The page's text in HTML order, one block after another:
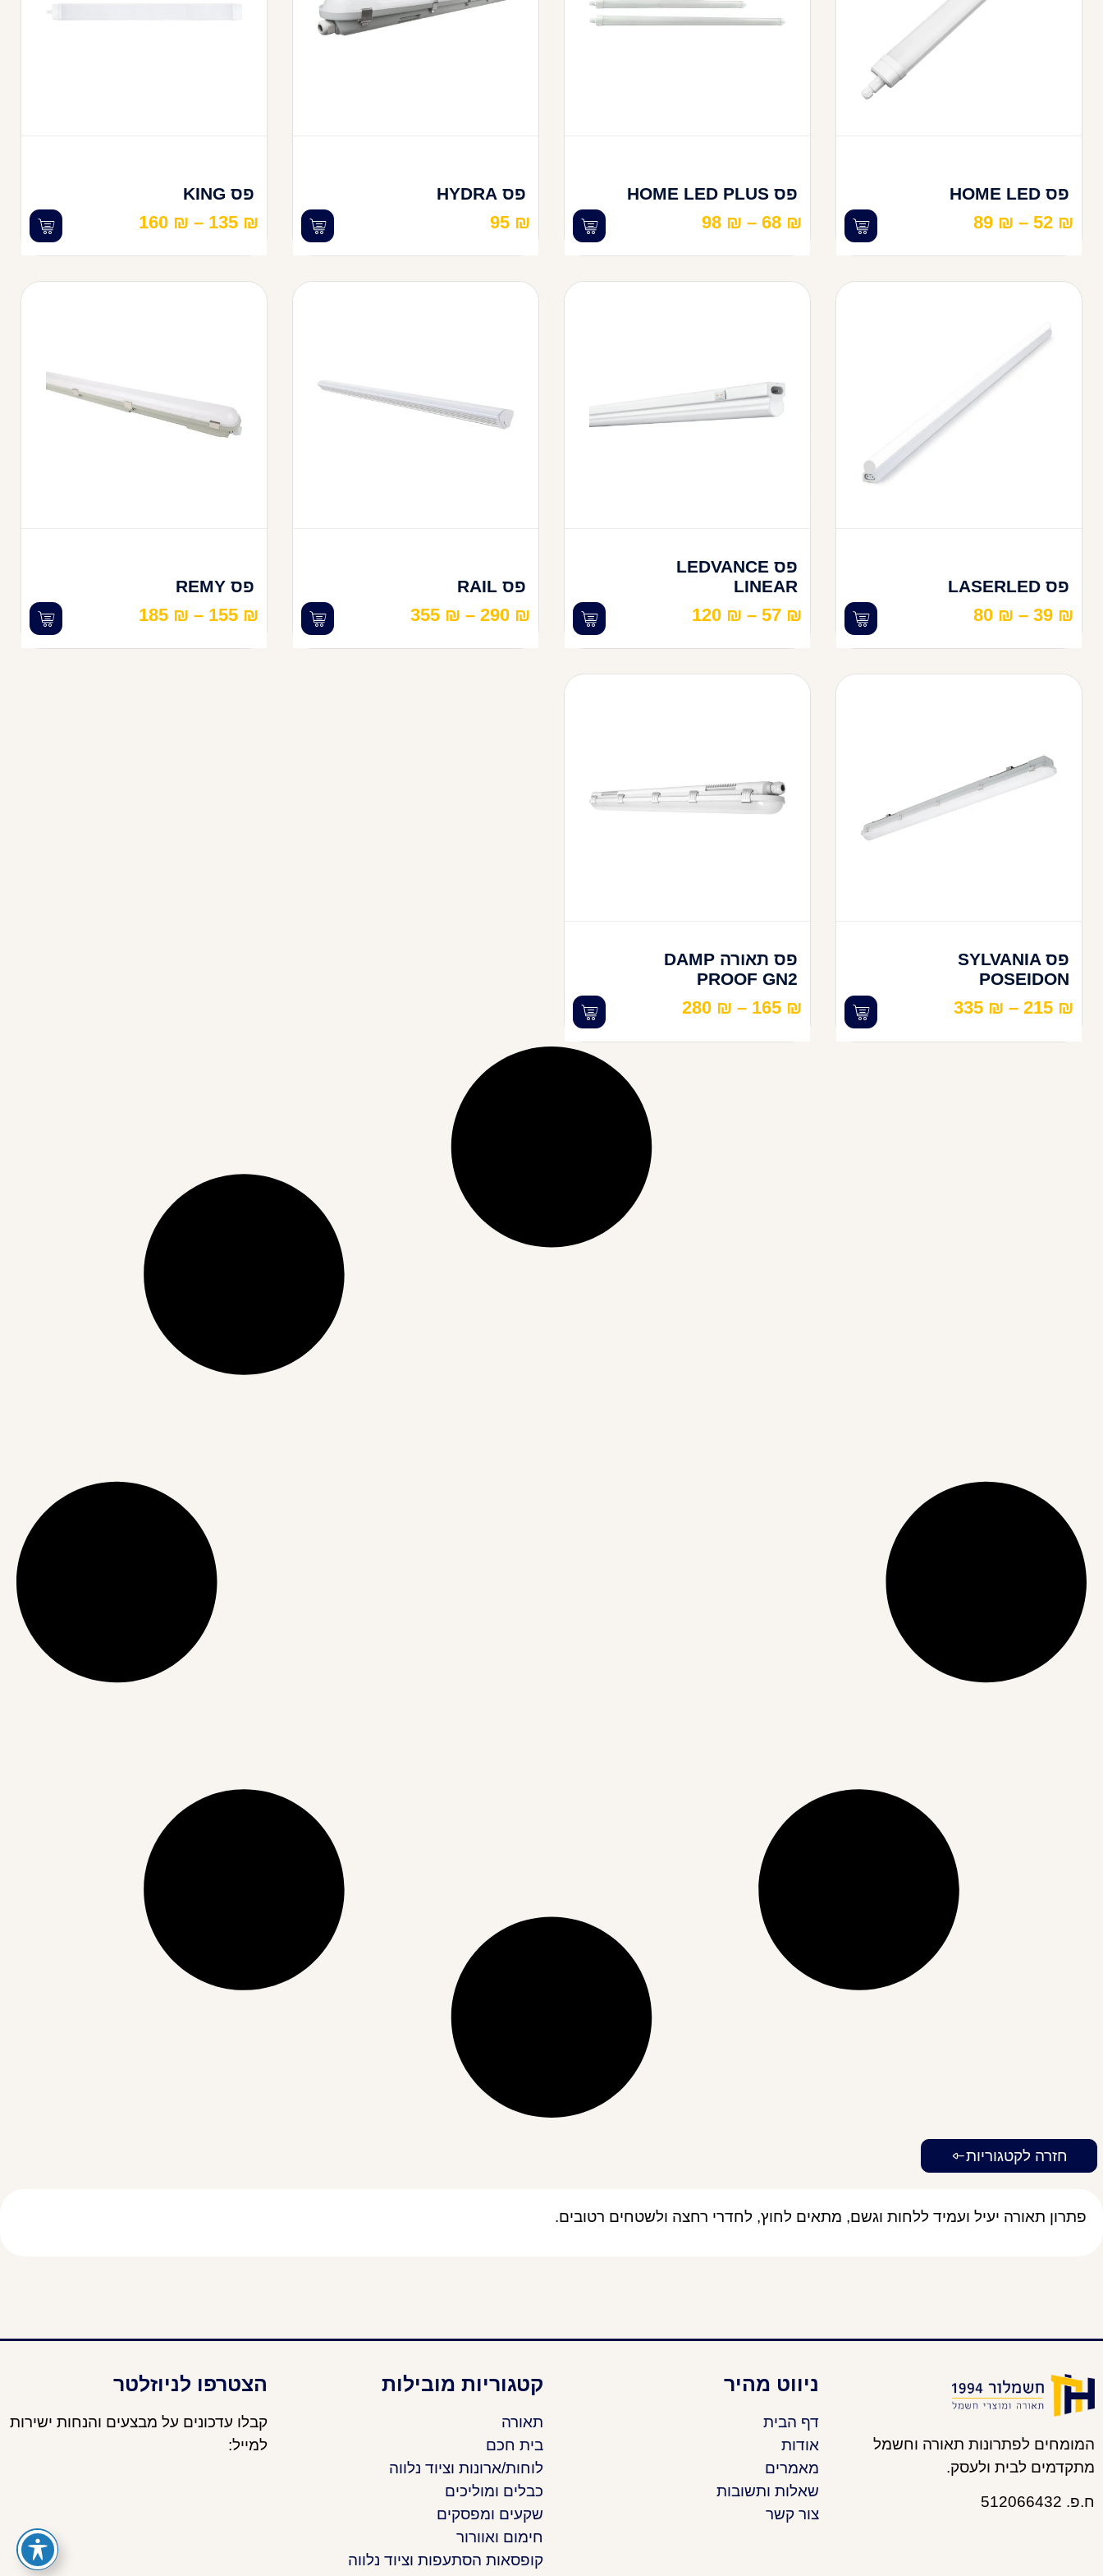
פס HOME LED
52 ₪
–
89 ₪
פס HOME LED PLUS
68 ₪
–
98 ₪
פס HYDRA
95 ₪
פס KING
135 ₪
–
160 ₪
פס LASERLED
39 ₪
–
80 ₪
פס LEDVANCE
LINEAR
57 ₪
–
120 ₪
פס RAIL
290 ₪
–
355 ₪
פס REMY
155 ₪
–
185 ₪
פס SYLVANIA
POSEIDON
215 ₪
–
335 ₪
פס תאורה DAMP
PROOF GN2
165 ₪
–
280 ₪
חזרה לקטגוריות
פתרון תאורה יעיל ועמיד ללחות וגשם, מתאים לחוץ, לחדרי רחצה ולשטחים רטובים.
המומחים לפתרונות תאורה וחשמל
מתקדמים לבית ולעסק.
ח.פ. 512066432
ניווט מהיר
דף הבית
אודות
מאמרים
שאלות ותשובות
צור קשר
קטגוריות מובילות
תאורה
בית חכם
לוחות/ארונות וציוד נלווה
כבלים ומוליכים
שקעים ומפסקים
חימום ואוורור
קופסאות הסתעפות וציוד נלווה
הצטרפו לניוזלטר
קבלו עדכונים על מבצעים והנחות ישירות
למייל: